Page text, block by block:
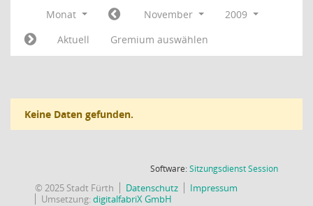
Monat November
2009
Aktuell
Gremium auswählen
Keine Daten gefunden.
Software:SitzungsdienstSession(Wird in
© 2025 Stadt Fürth Datenschutz
Impressum
Umsetzung:digitalfabriX GmbH